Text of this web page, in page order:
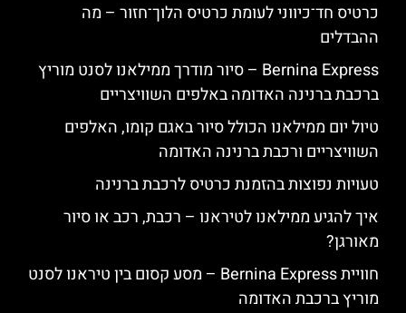
כרטיס חד־כיווני לעומת כרטיס הלוך־חזור – מה
ההבדלים
Bernina Express – סיור מודרך ממילאנו לסנט מוריץ
ברכבת ברנינה האדומה באלפים השוויצריים
טיול יום ממילאנו הכולל סיור באגם קומו, האלפים
השוויצריים ורכבת ברנינה האדומה
טעויות נפוצות בהזמנת כרטיס לרכבת ברנינה
איך להגיע ממילאנו לטיראנו – רכבת, רכב או סיור
מאורגן?
חוויית Bernina Express – מסע קסום בין טיראנו לסנט
מוריץ ברכבת האדומה